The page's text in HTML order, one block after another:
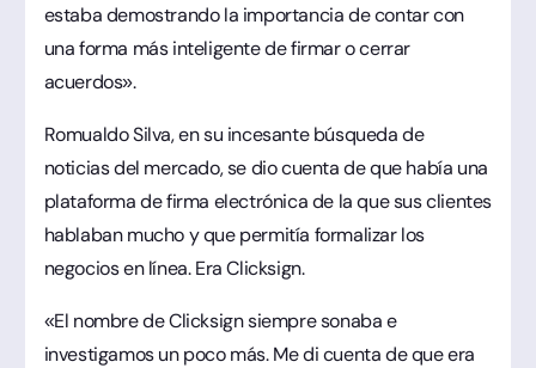
estaba demostrando la importancia de contar con
una forma más inteligente de firmar o cerrar
acuerdos».
Romualdo Silva, en su incesante búsqueda de
noticias del mercado, se dio cuenta de que había una
plataforma de firma electrónica de la que sus clientes
hablaban mucho y que permitía formalizar los
negocios en línea. Era Clicksign.
«El nombre de Clicksign siempre sonaba e
investigamos un poco más. Me di cuenta de que era